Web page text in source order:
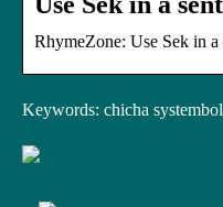
RhymeZone: Use Sek in a
Keywords: chicha